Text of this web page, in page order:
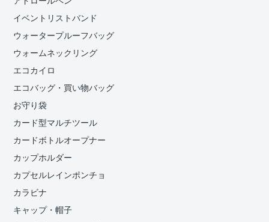
イベントリストバンド
ウォータープルーフバッグ
ウォームネックリング
エコカイロ
エコバッグ・買い物バッグ
お守り袋
カード型マルチツール
カードボトルオープナー
カップホルダー
カプセルレインポンチョ
カラビナ
キャップ・帽子